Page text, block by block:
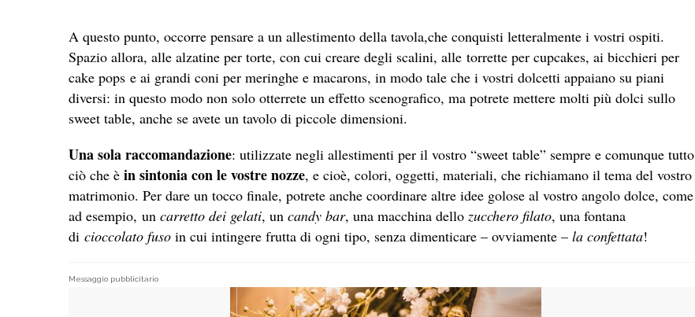
A questo punto, occorre pensare a un allestimento della tavola,che conquisti letteralmente i vostri ospiti.
Spazio allora, alle alzatine per torte, con cui creare degli scalini, alle torrette per cupcakes, ai bicchieri per
cake pops e ai grandi coni per meringhe e macarons, in modo tale che i vostri dolcetti appaiano su piani
diversi: in questo modo non solo otterrete un effetto scenografico, ma potrete mettere molti più dolci sullo
sweet table, anche se avete un tavolo di piccole dimensioni.
Una sola raccomandazione: utilizzate negli allestimenti per il vostro “sweet table” sempre e comunque tutto
ciò che è in sintonia con le vostre nozze, e cioè, colori, oggetti, materiali, che richiamano il tema del vostro
matrimonio. Per dare un tocco finale, potrete anche coordinare altre idee golose al vostro angolo dolce, come
ad esempio, un carretto dei gelati, un candy bar, una macchina dello zucchero filato, una fontana
di cioccolato fuso in cui intingere frutta di ogni tipo, senza dimenticare – ovviamente – la confettata!
Messaggio pubblicitario